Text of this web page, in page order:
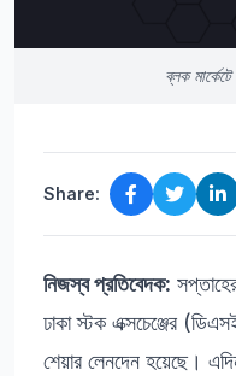
ব্লক
Share:
নিজস্ব প্রতিবেদক:
ঢাকা স্টক এক্সচেঞ্জের
শেয়ার লেনদেন হয়েছে।